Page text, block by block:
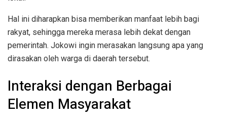
Hal ini diharapkan bisa memberikan manfaat lebih bagi
rakyat, sehingga mereka merasa lebih dekat dengan
pemerintah. Jokowi ingin merasakan langsung apa yang
dirasakan oleh warga di daerah tersebut.
Interaksi dengan Berbagai
Elemen Masyarakat